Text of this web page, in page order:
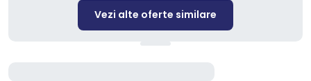
Vezi alte oferte similare